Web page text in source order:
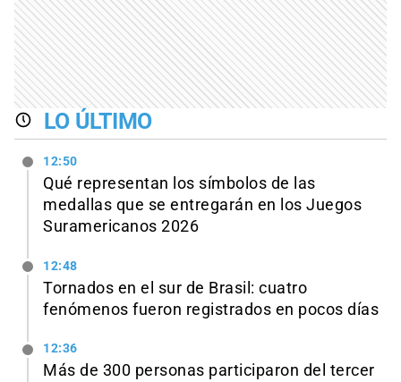
LO ÚLTIMO
12:50
Qué representan los símbolos de las
medallas que se entregarán en los Juegos
Suramericanos 2026
12:48
Tornados en el sur de Brasil: cuatro
fenómenos fueron registrados en pocos días
12:36
Más de 300 personas participaron del tercer